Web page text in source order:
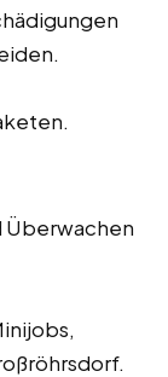
Überwachen